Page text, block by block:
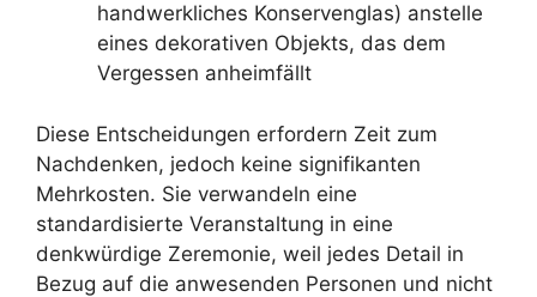
handwerkliches Konservenglas) anstelle
eines dekorativen Objekts, das dem
Vergessen anheimfällt
Diese Entscheidungen erfordern Zeit zum
Nachdenken, jedoch keine signifikanten
Mehrkosten. Sie verwandeln eine
standardisierte Veranstaltung in eine
denkwürdige Zeremonie, weil jedes Detail in
Bezug auf die anwesenden Personen und nicht